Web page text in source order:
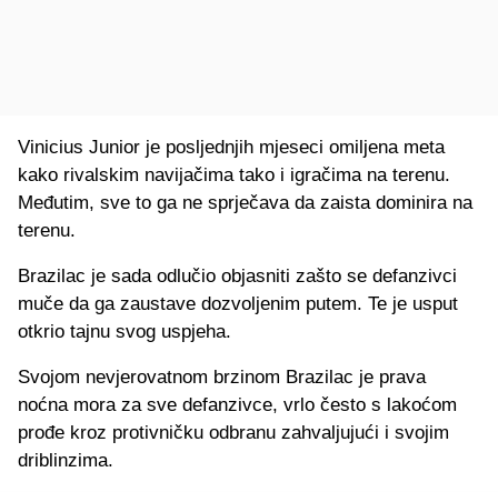
Vinicius Junior je posljednjih mjeseci omiljena meta
kako rivalskim navijačima tako i igračima na terenu.
Međutim, sve to ga ne sprječava da zaista dominira na
terenu.
Brazilac je sada odlučio objasniti zašto se defanzivci
muče da ga zaustave dozvoljenim putem. Te je usput
otkrio tajnu svog uspjeha.
Svojom nevjerovatnom brzinom Brazilac je prava
noćna mora za sve defanzivce, vrlo često s lakoćom
prođe kroz protivničku odbranu zahvaljujući i svojim
driblinzima.